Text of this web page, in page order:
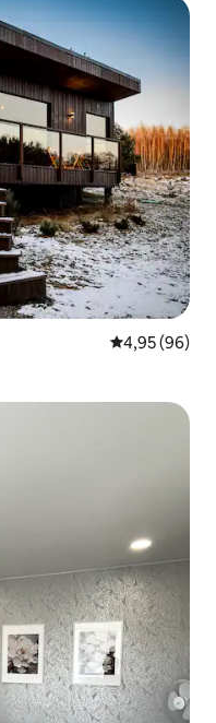
Évaluation
4,95 (96)
appréciés